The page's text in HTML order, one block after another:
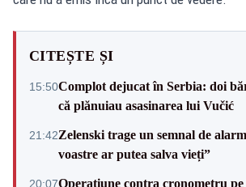
CITEȘTE ȘI
15:50Complot dejucat în Serbia: doi
că plănuiau asasinarea lui Vučić
21:42Zelenski trage un semnal de
voastre ar putea salva vieți”
20:07Operațiune contra cronometru